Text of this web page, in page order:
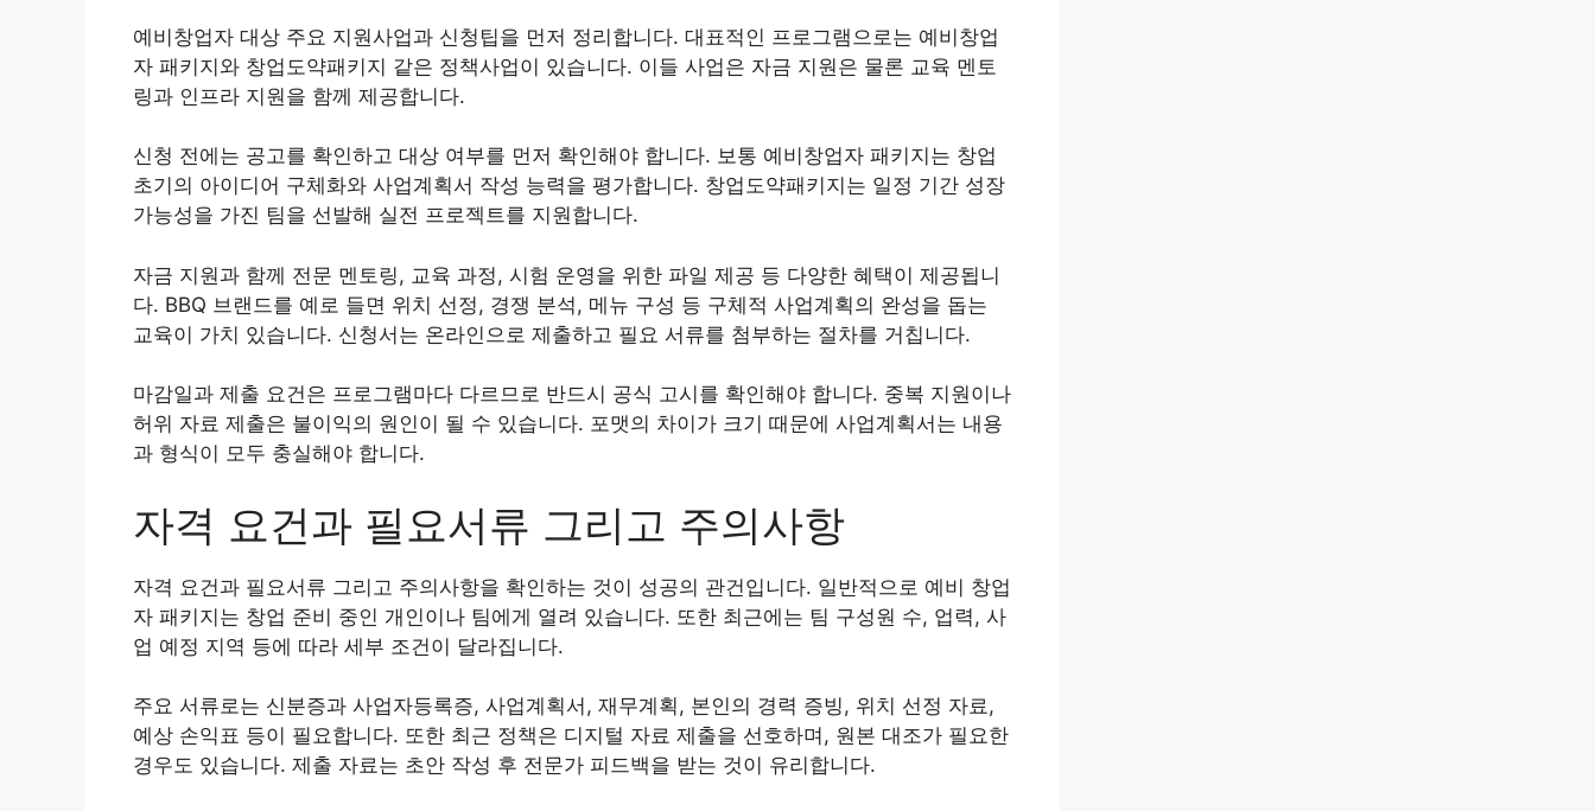
예비창업자 대상 주요 지원사업과 신청팁을 먼저 정리합니다. 대표적인 프로그램으로는 예비창업
자 패키지와 창업도약패키지 같은 정책사업이 있습니다. 이들 사업은 자금 지원은 물론 교육 멘토
링과 인프라 지원을 함께 제공합니다.
신청 전에는 공고를 확인하고 대상 여부를 먼저 확인해야 합니다. 보통 예비창업자 패키지는 창업
초기의 아이디어 구체화와 사업계획서 작성 능력을 평가합니다. 창업도약패키지는 일정 기간 성장
가능성을 가진 팀을 선발해 실전 프로젝트를 지원합니다.
자금 지원과 함께 전문 멘토링, 교육 과정, 시험 운영을 위한 파일 제공 등 다양한 혜택이 제공됩니
다. BBQ 브랜드를 예로 들면 위치 선정, 경쟁 분석, 메뉴 구성 등 구체적 사업계획의 완성을 돕는
교육이 가치 있습니다. 신청서는 온라인으로 제출하고 필요 서류를 첨부하는 절차를 거칩니다.
마감일과 제출 요건은 프로그램마다 다르므로 반드시 공식 고시를 확인해야 합니다. 중복 지원이나
허위 자료 제출은 불이익의 원인이 될 수 있습니다. 포맷의 차이가 크기 때문에 사업계획서는 내용
과 형식이 모두 충실해야 합니다.
자격 요건과 필요서류 그리고 주의사항
자격 요건과 필요서류 그리고 주의사항을 확인하는 것이 성공의 관건입니다. 일반적으로 예비 창업
자 패키지는 창업 준비 중인 개인이나 팀에게 열려 있습니다. 또한 최근에는 팀 구성원 수, 업력, 사
업 예정 지역 등에 따라 세부 조건이 달라집니다.
주요 서류로는 신분증과 사업자등록증, 사업계획서, 재무계획, 본인의 경력 증빙, 위치 선정 자료,
예상 손익표 등이 필요합니다. 또한 최근 정책은 디지털 자료 제출을 선호하며, 원본 대조가 필요한
경우도 있습니다. 제출 자료는 초안 작성 후 전문가 피드백을 받는 것이 유리합니다.